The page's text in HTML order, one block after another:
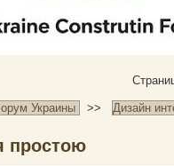
Украины >> Дизайн
простою